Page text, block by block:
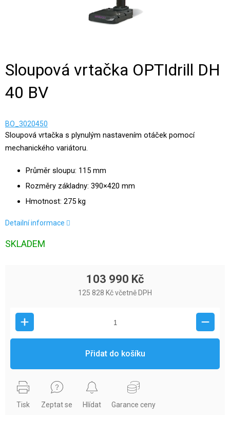
Sloupová vrtačka OPTIdrill DH
40 BV
BO_3020450
Sloupová vrtačka s plynulým nastavením otáček pomocí
mechanického variátoru.
Průměr sloupu: 115 mm
Rozměry základny: 390×420 mm
Hmotnost: 275 kg
Detailní informace
SKLADEM
103 990 Kč
125 828 Kč včetně DPH
Přidat do košíku
Tisk Zeptat se Hlídat Garance ceny